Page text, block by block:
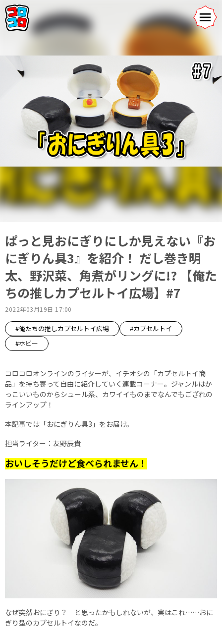
ぱっと見おにぎりにしか見えない『お
にぎりん具3』を紹介！ だし巻き明
太、野沢菜、角煮がリングに!? 【俺た
ちの推しカプセルトイ広場】#7
2022年03月19日 17:00
#俺たちの推しカプセルトイ広場
#カプセルトイ
#ホビー
コロコロオンラインのライターが、イチオシの「カプセルトイ商
品」を持ち寄って自由に紹介していく連載コーナー。ジャンルはか
っこいいものからシュール系、カワイイものまでなんでもござれの
ラインアップ！
本記事では「おにぎりん具3」をお届け。
担当ライター：友野辰貴
おいしそうだけど食べられません！
なぜ突然おにぎり？ と思ったかもしれないが、実はこれ……おに
ぎり型のカプセルトイなのだ。